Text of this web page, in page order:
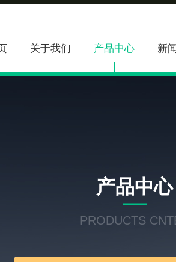
关于我们 产品中心 新
产品中心
PRODUCTS